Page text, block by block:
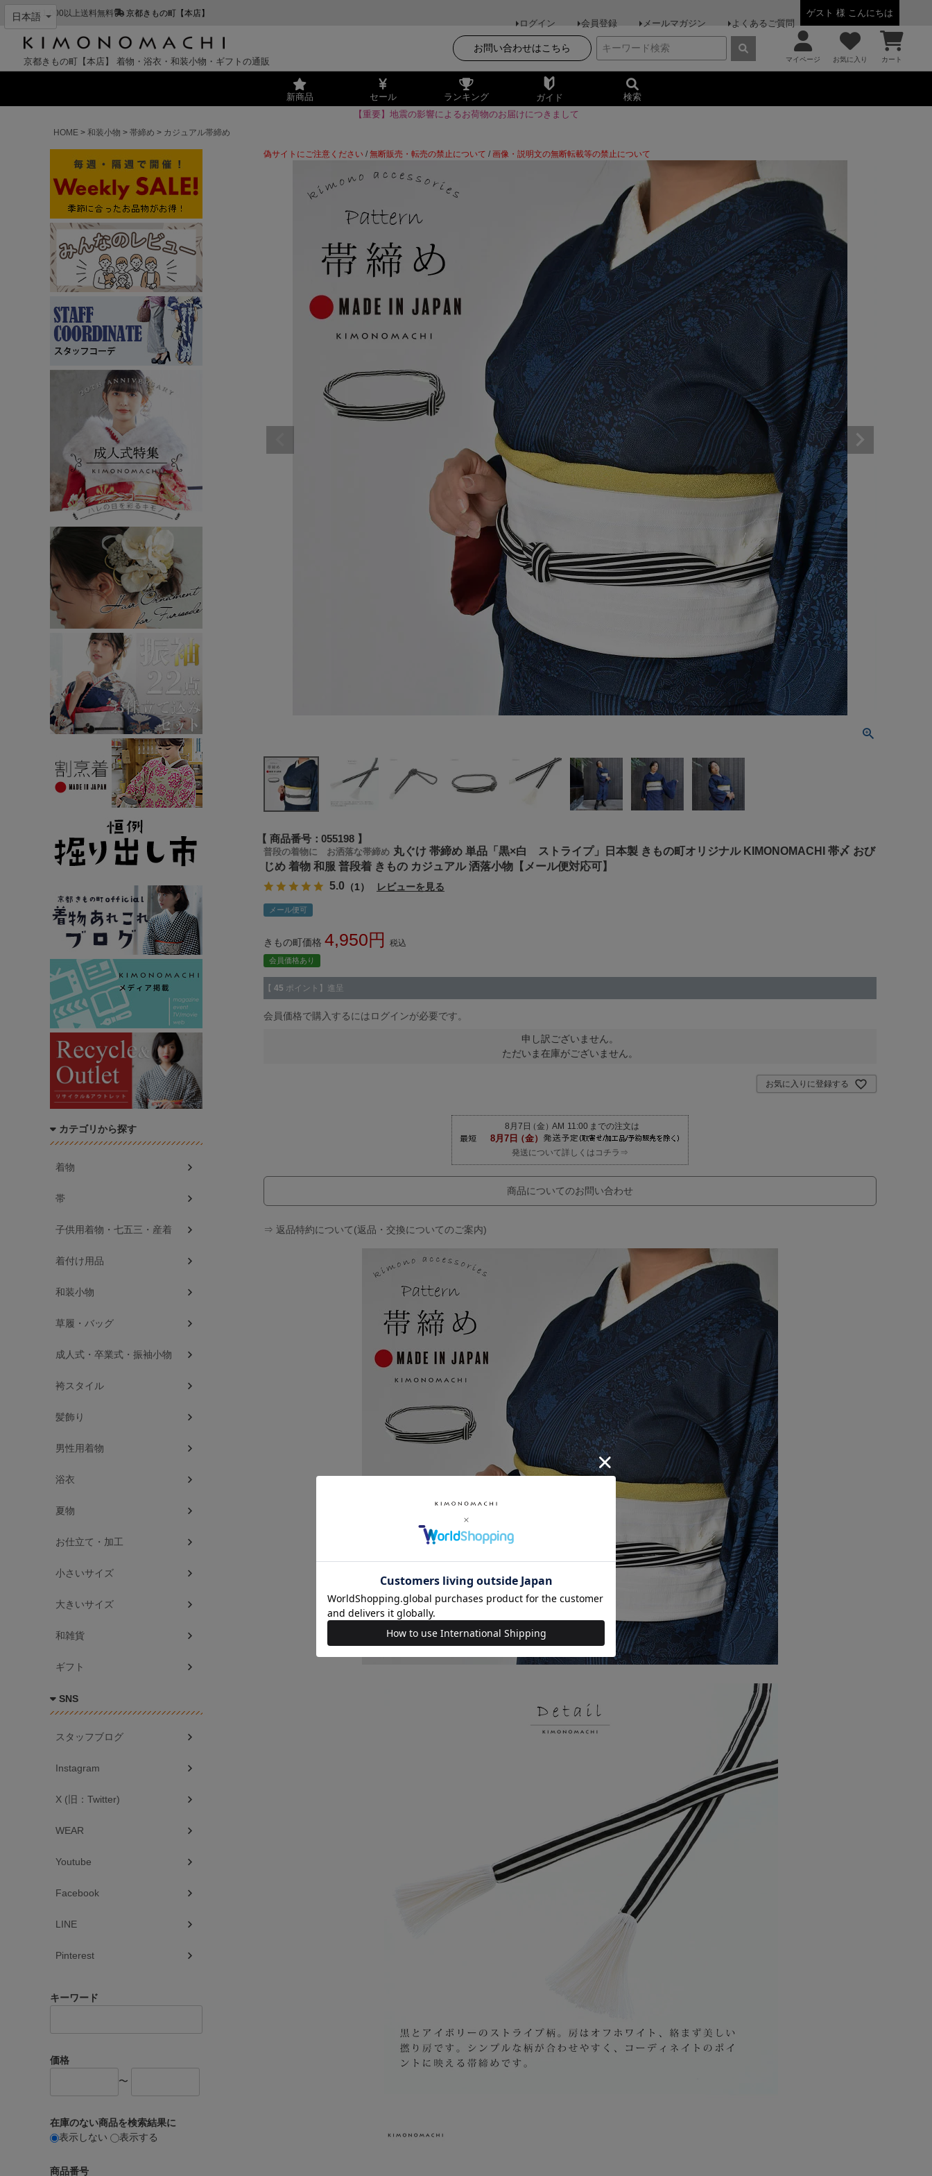
¥11,000以上送料無料 京都きもの町【本店】
ゲスト 様 こんにちは
ログイン
会員登録 メールマガジン よくあるご質問
京都きもの町【本店】 着物・浴衣・和装小物・ギフトの通販
お問い合わせはこちら
マイページ お気に入り カート
新商品 セール ランキング ガイド 検索
【重要】地震の影響によるお荷物のお届けにつきまして
HOME
和装小物 帯締め カジュアル帯締め
偽サイトにご注意ください / 無断販売・転売の禁止について / 画像・説明文の無断転載等の禁止について
商品番号 055198
普段の着物に お洒落な帯締め 丸ぐけ 帯締め 単品「黒×白 ストライプ」日本製 きもの町オリジナル KIMONOMACHI 帯〆 おび
じめ 着物 和服 普段着 きもの カジュアル 洒落小物【メール便対応可】
5.0 （1） レビューを見る
メール便可
きもの町価格 4,950 税込
会員価格あり
【 45 ポイント】進呈
会員価格で購入するにはログインが必要です。
申し訳ございません。
ただいま在庫がございません。
お気に入りに登録する
発送について詳しくはコチラ⇒
商品についてのお問い合わせ
⇒ 返品特約について(返品・交換についてのご案内)
カテゴリから探す
着物
帯
子供用着物・七五三・産着
着付け用品
和装小物
草履・バッグ
成人式・卒業式・振袖小物
袴スタイル
髪飾り
男性用着物
浴衣
夏物
お仕立て・加工
小さいサイズ
大きいサイズ
和雑貨
ギフト
SNS
スタッフブログ
Instagram
X (旧：Twitter)
WEAR
Youtube
Facebook
LINE
Pinterest
キーワード
価格
〜
在庫のない商品を検索結果に
表示しない
表示する
商品番号